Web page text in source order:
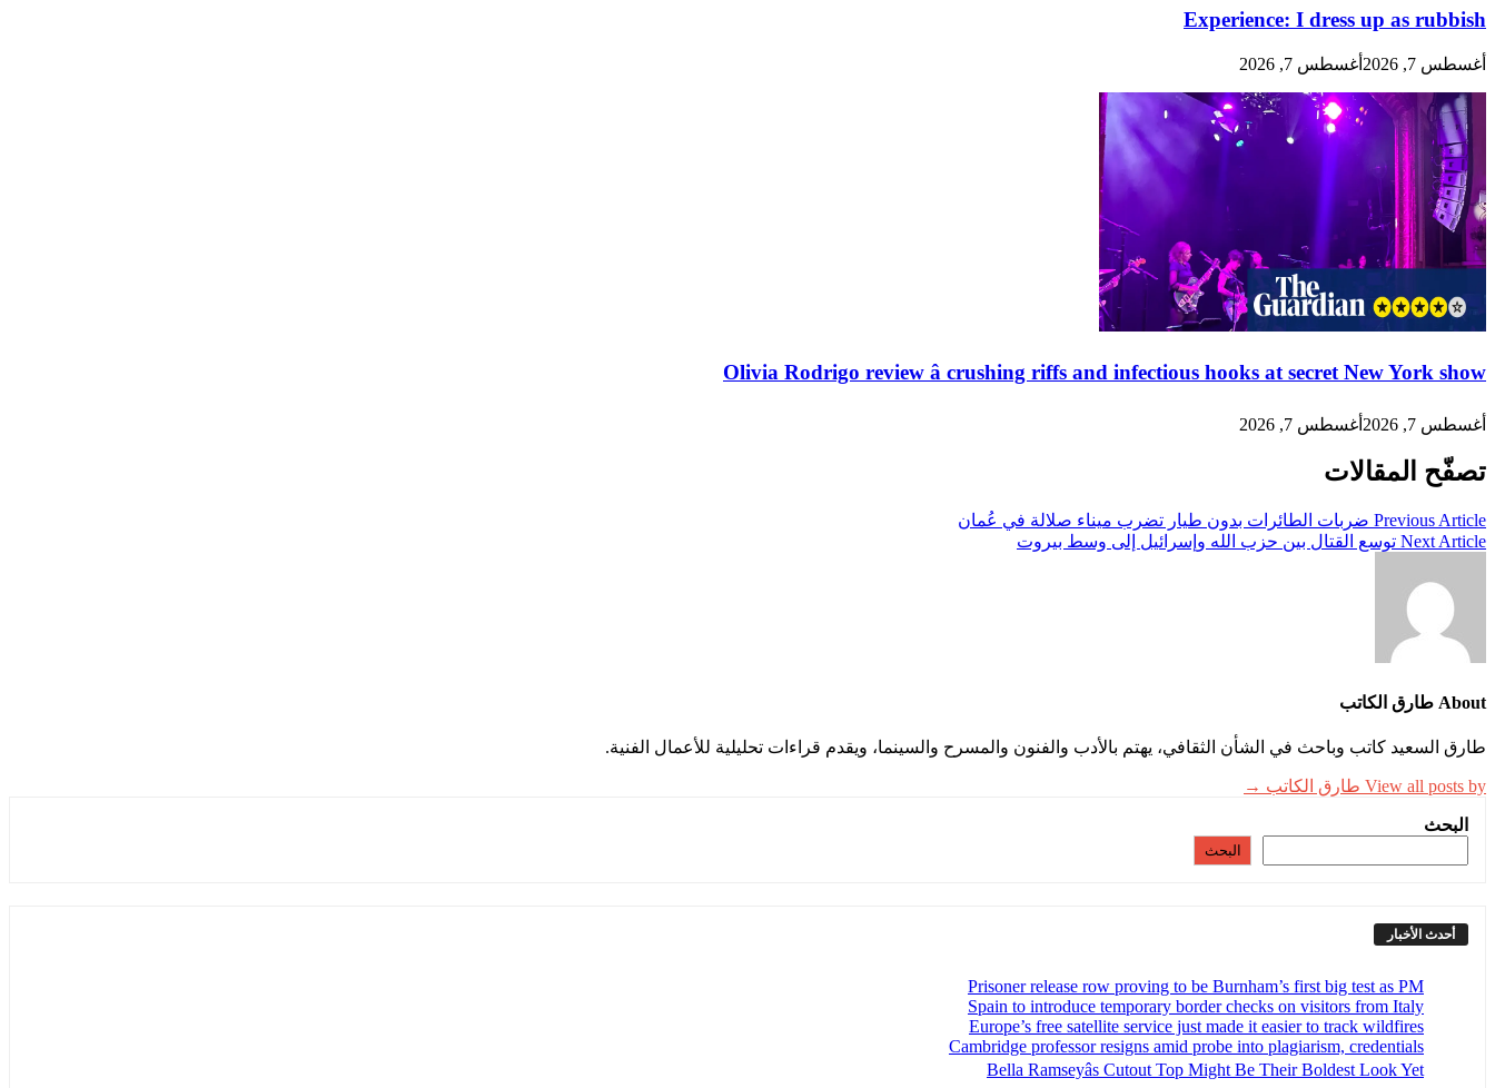
Experience: I dress up as rubbish
أغسطس 7, 2026 أغسطس 7, 2026
Olivia Rodrigo review â crushing riffs and infectious hooks at secret New York show
أغسطس 7, 2026 أغسطس 7, 2026
تصفّح المقالات
Previous Article ضربات الطائرات بدون طيار تضرب ميناء صلالة في عُمان
Next Article توسع القتال بين حزب الله وإسرائيل إلى وسط بيروت
About طارق الكاتب
طارق السعيد كاتب وباحث في الشأن الثقافي، يهتم بالأدب والفنون والمسرح والسينما، ويقدم قراءات تحليلية للأعمال الفنية.
View all posts by طارق الكاتب →
البحث
البحث
أحدث الأخبار
Prisoner release row proving to be Burnham’s first big test as PM
Spain to introduce temporary border checks on visitors from Italy
Europe’s free satellite service just made it easier to track wildfires
Cambridge professor resigns amid probe into plagiarism, credentials
Bella Ramseyâs Cutout Top Might Be Their Boldest Look Yet